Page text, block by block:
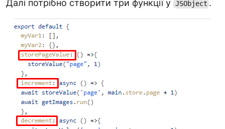
Далі потрібно створити три функції у JSObject .